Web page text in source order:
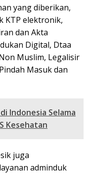
yang diberikan,
KTP elektronik,
dan Akta
Digital, Dtaa
Muslim, Legalisir
Masuk dan
Indonesia Selama
Kesehatan
juga
adminduk